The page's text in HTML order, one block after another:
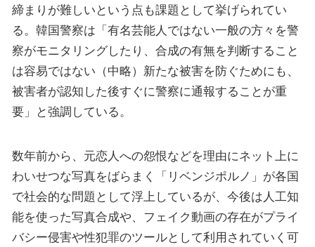
締まりが難しいという点も課題として挙げられてい
る。韓国警察は「有名芸能人ではない一般の方々を警
察がモニタリングしたり、合成の有無を判断すること
は容易ではない（中略）新たな被害を防ぐためにも、
被害者が認知した後すぐに警察に通報することが重
要」と強調している。
数年前から、元恋人への怨恨などを理由にネット上に
わいせつな写真をばらまく「リベンジポルノ」が各国
で社会的な問題として浮上しているが、今後は人工知
能を使った写真合成や、フェイク動画の存在がプライ
バシー侵害や性犯罪のツールとして利用されていく可